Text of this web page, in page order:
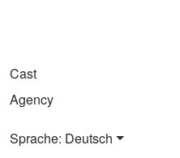
Cast
Agency
Sprache: Deutsch